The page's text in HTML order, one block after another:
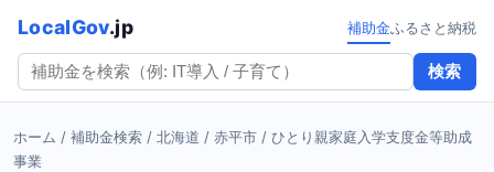
LocalGov.jp
検索
補助金ふるさと納税
ホーム / 補助金検索 / 北海道 / 赤平市 / ひとり親家庭入学支度金等助成
事業